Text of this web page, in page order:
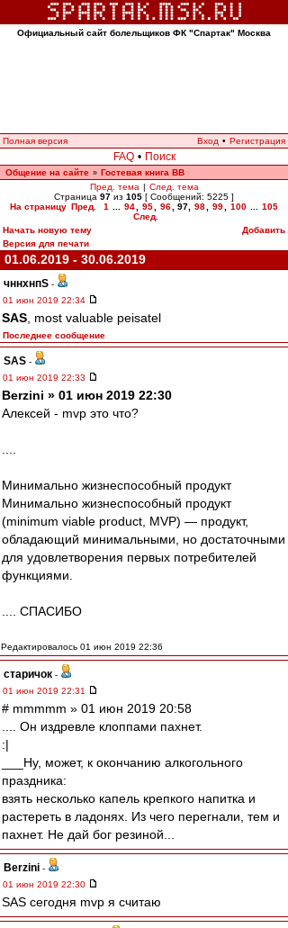
Официальный сайт болельщиков ФК "Спартак" Москва
Полная версия Вход • Регистрация
FAQ • Поиск
Общение на сайте » Гостевая книга ВВ
Пред. тема | След. тема
Страница 97 из 105 [ Сообщений: 5225 ]
На страницу Пред. 1 94 95 96 97 98 99 100
105
След.
Начать новую тему
Добавить
Версия для печати
01.06.2019 - 30.06.2019
чннхнпS -
01 июн 2019 22:34
SAS , most valuable peisatel
Последнее сообщение
SAS -
01 июн 2019 22:33
Berzini » 01 июн 2019 22:30
Алексей - mvp это что?
Минимально жизнеспособный продукт
Минимально жизнеспособный продукт
(minimum viable product, MVP) — продукт,
обладающий минимальными, но достаточными
для удовлетворения первых потребителей
функциями.
.... СПАСИБО
Редактировалось 01 июн 2019 22:36
старичок -
01 июн 2019 22:31
# mmmmm » 01 июн 2019 20:58
.... Он издревле клоппами пахнет.
:|
___Ну, может, к окончанию алкогольного
праздника:
взять несколько капель крепкого напитка и
растереть в ладонях. Из чего перегнали, тем и
пахнет. Не дай бог резиной...
Berzini -
01 июн 2019 22:30
SAS сегодня mvp я считаю